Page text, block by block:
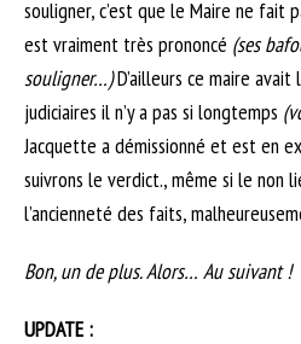
souligner, c’est que le Maire ne fait
est vraiment très prononcé (ses
souligner…)D’ailleurs ce maire avait
judiciaires il n’y a pas si longtemps
Jacquette a démissionné et est en
suivrons le verdict., même si le non
l’ancienneté des faits,
Bon, un de plus. Alors… Au suivant !
UPDATE :